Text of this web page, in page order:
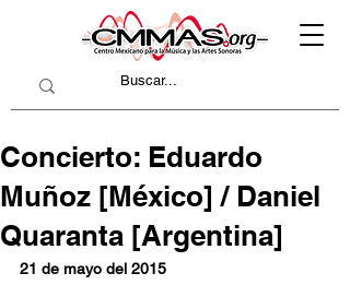
Concierto: Eduardo
Muñoz [México] / Daniel
Quaranta [Argentina]
21 de mayo del 2015